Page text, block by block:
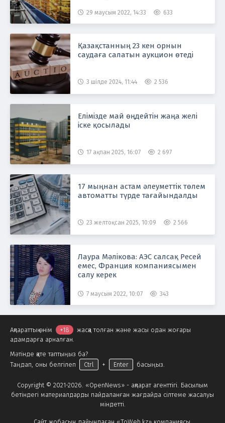
29 маусым 2022, 14:33 633
Қазақстанның 23 кен орнын
саудаға салатын аукцион өтеді
3 шілде 2024, 11:44 2 536
Елімізде май өңдейтін жаңа желі
іске қосылады
17 ақпан 2025, 16:07 2 697
17 мыңнан астам әлеуметтік төлем
автоматты түрде тағайындалды
23 желтоқсан 2025, 10:09 2 566
Лаура Мәлікова: АЭС салсақ Ресей
емес, Франция компаниясымен
салу керек
7 маусым 2022, 10:07 343
Copyright © 2021-2026. «OpenNews» - ақпарат агенттігі. Басылым
бетіндегі материалдарды пайдаланған жағдайда сілтеме жасалуы
міндетті.
Ақпараттық өнім +18
жасқа толған және жасы одан жоғары
адамдарға арналған.
Мәтінде қате таптыңыз ба?
Таңдап, оны белгілеп
Ctrl + Enter басыңыз.